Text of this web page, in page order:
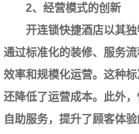
2、经营模式的创新
开连锁快捷酒店以其独
通过标准化的装修、服务
效率和规模化运营。这种
还降低了运营成本。此外
自助服务，提升了顾客体